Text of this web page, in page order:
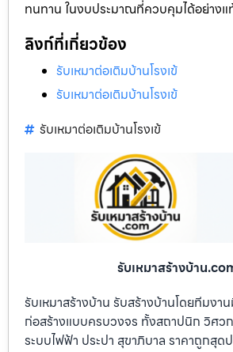
ทนทาน ในงบประมาณที่ควบคุมได้อย่างแ
ลิงก์ที่เกี่ยวข้อง
รับเหมาต่อเติมบ้านโรงเข้
รับเหมาต่อเติมบ้านโรงเข้
รับเหมาต่อเติมบ้านโรงเข้
รับเหมาสร้างบ้าน
รับเหมาสร้างบ้าน รับสร้างบ้านโดยทีมงา
ก่อสร้างแบบครบวงจร ทั้งสถาปนิก วิศว
ระบบไฟฟ้า ประปา สุขาภิบาล ราคาถูกสุด